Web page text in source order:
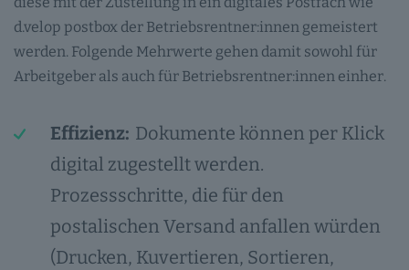
d.velop postbox der Betriebsrentner:innen gemeistert
werden. Folgende Mehrwerte gehen damit sowohl für
Arbeitgeber als auch für Betriebsrentner:innen einher.
Effizienz: Dokumente können per Klick
digital zugestellt werden.
Prozessschritte, die für den
postalischen Versand anfallen würden
(Drucken, Kuvertieren, Sortieren,